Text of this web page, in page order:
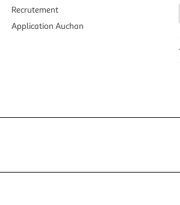
Recrutement
Application Auchan